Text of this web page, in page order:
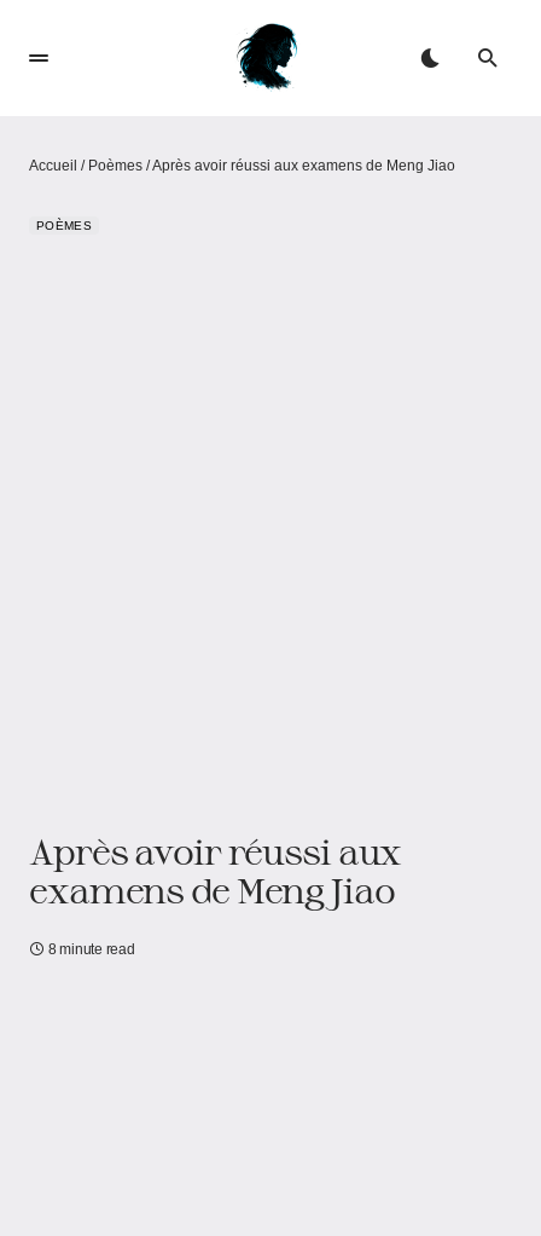
Accueil / Poèmes /Après avoir réussi aux examens de Meng Jiao
POÈMES
Après avoir réussi aux
examens de Meng Jiao
8 minute read